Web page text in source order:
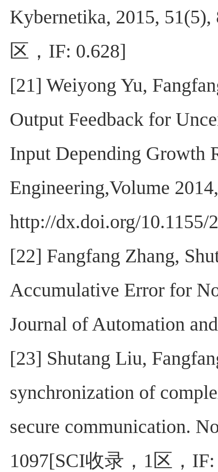
Kybernetika, 2015,
区， IF: 0.628]
[21] Weiyong Yu,
Output Feedback for
Input Depending Growth
Engineering,Volume
http://dx.doi.org/10.1155/
[22] Fangfang Zhang,
Accumulative Error for
Journal of Automation
[23] Shutang Liu,
synchronization of
secure communication.
1097[SCI收录， 1区，